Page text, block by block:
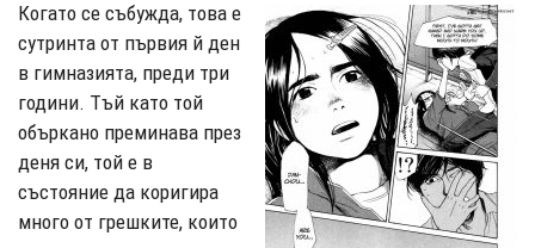
Когато се събужда, това е
сутринта от първия й ден
в гимназията, преди три
години. Тъй като той
объркано преминава през
деня си, той е в
състояние да коригира
много от грешките, които